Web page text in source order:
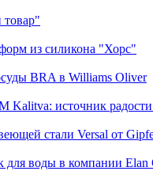
товар"
из силикона "Хорс"
BRA в Williams Oliver
источник радости
стали Versal от
для воды в компании Elan